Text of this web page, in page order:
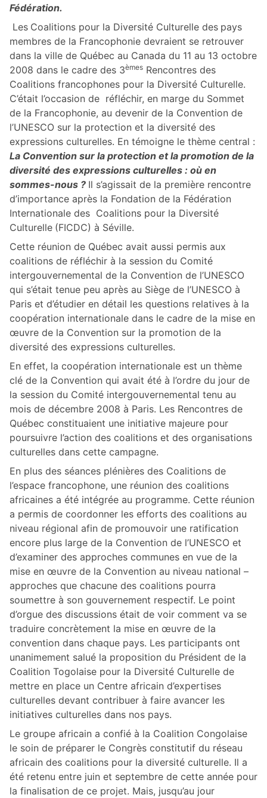
Fédération.
Les Coalitions pour la Diversité Culturelle des pays
membres de la Francophonie devraient se retrouver
dans la ville de Québec au Canada du 11 au 13 octobre
2008 dans le cadre des 3èmes Rencontres des
Coalitions francophones pour la Diversité Culturelle.
C’était l’occasion de réfléchir, en marge du Sommet
de la Francophonie, au devenir de la Convention de
l’UNESCO sur la protection et la diversité des
expressions culturelles. En témoigne le thème central :
La Convention sur la protection et la promotion de la
diversité des expressions culturelles : où en
sommes-nous ? Il s’agissait de la première rencontre
d’importance après la Fondation de la Fédération
Internationale des Coalitions pour la Diversité
Culturelle (FICDC) à Séville.
Cette réunion de Québec avait aussi permis aux
coalitions de réfléchir à la session du Comité
intergouvernemental de la Convention de l’UNESCO
qui s’était tenue peu après au Siège de l’UNESCO à
Paris et d’étudier en détail les questions relatives à la
coopération internationale dans le cadre de la mise en
œuvre de la Convention sur la promotion de la
diversité des expressions culturelles.
En effet, la coopération internationale est un thème
clé de la Convention qui avait été à l’ordre du jour de
la session du Comité intergouvernemental tenu au
mois de décembre 2008 à Paris. Les Rencontres de
Québec constituaient une initiative majeure pour
poursuivre l’action des coalitions et des organisations
culturelles dans cette campagne.
En plus des séances plénières des Coalitions de
l’espace francophone, une réunion des coalitions
africaines a été intégrée au programme. Cette réunion
a permis de coordonner les efforts des coalitions au
niveau régional afin de promouvoir une ratification
encore plus large de la Convention de l’UNESCO et
d’examiner des approches communes en vue de la
mise en œuvre de la Convention au niveau national –
approches que chacune des coalitions pourra
soumettre à son gouvernement respectif. Le point
d’orgue des discussions était de voir comment va se
traduire concrètement la mise en œuvre de la
convention dans chaque pays. Les participants ont
unanimement salué la proposition du Président de la
Coalition Togolaise pour la Diversité Culturelle de
mettre en place un Centre africain d’expertises
culturelles devant contribuer à faire avancer les
initiatives culturelles dans nos pays.
Le groupe africain a confié à la Coalition Congolaise
le soin de préparer le Congrès constitutif du réseau
africain des coalitions pour la diversité culturelle. Il a
été retenu entre juin et septembre de cette année pour
la finalisation de ce projet. Mais, jusqu’au jour